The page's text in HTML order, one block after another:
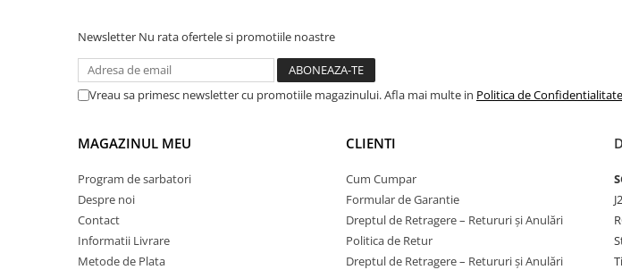
Incarcatoare de retea
Acumulatori de stocare
Componente sisteme de balcon
Acumulatori
Acumulatori Standard Plumb
Acumulatori Litiu
Acumulatori Gel
Acumulatori Moto
Newsletter Nu rata ofertele si promotiile noastre
Vreau sa primesc newsletter cu promotiile magazinului. Afla mai multe in Politica de Confidentialitate
MAGAZINUL MEU
Program de sarbatori
Despre noi
Contact
Informatii Livrare
Metode de Plata
CLIENTI
Cum Cumpar
Formular de Garantie
Dreptul de Retragere – Retururi și Anulări
Politica de Retur
Dreptul de Retragere – Retururi și Anulări